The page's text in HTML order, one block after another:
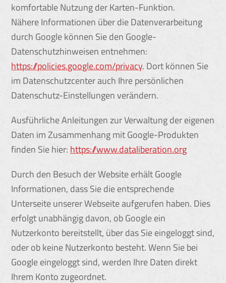
komfortable Nutzung der Karten-Funktion.
Nähere Informationen über die Datenverarbeitung
durch Google können Sie den Google-
Datenschutzhinweisen entnehmen:
https://policies.google.com/privacy. Dort können Sie
im Datenschutzcenter auch Ihre persönlichen
Datenschutz-Einstellungen verändern.
Ausführliche Anleitungen zur Verwaltung der eigenen
Daten im Zusammenhang mit Google-Produkten
finden Sie hier: https://www.dataliberation.org
Durch den Besuch der Website erhält Google
Informationen, dass Sie die entsprechende
Unterseite unserer Webseite aufgerufen haben. Dies
erfolgt unabhängig davon, ob Google ein
Nutzerkonto bereitstellt, über das Sie eingeloggt sind,
oder ob keine Nutzerkonto besteht. Wenn Sie bei
Google eingeloggt sind, werden Ihre Daten direkt
Ihrem Konto zugeordnet.